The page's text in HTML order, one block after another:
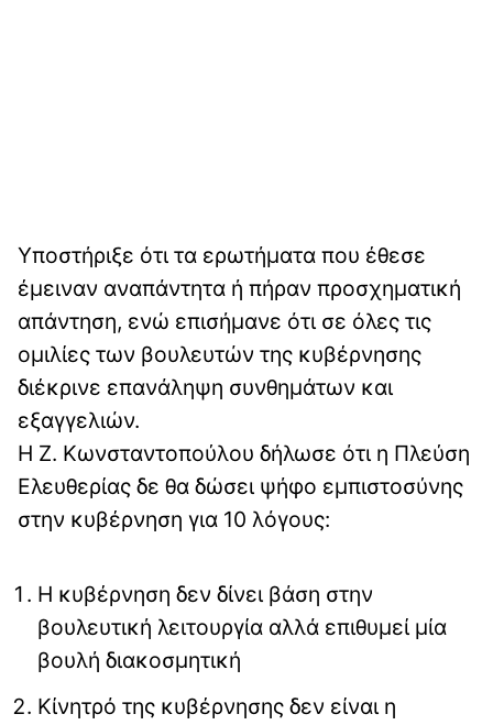
Υποστήριξε ότι τα ερωτήματα που έθεσε
έμειναν αναπάντητα ή πήραν προσχηματική
απάντηση, ενώ επισήμανε ότι σε όλες τις
ομιλίες των βουλευτών της κυβέρνησης
διέκρινε επανάληψη συνθημάτων και
εξαγγελιών.
H Ζ. Κωνσταντοπούλου δήλωσε ότι η Πλεύση
Ελευθερίας δε θα δώσει ψήφο εμπιστοσύνης
στην κυβέρνηση για 10 λόγους:
Η κυβέρνηση δεν δίνει βάση στην
βουλευτική λειτουργία αλλά επιθυμεί μία
βουλή διακοσμητική
Κίνητρό της κυβέρνησης δεν είναι η